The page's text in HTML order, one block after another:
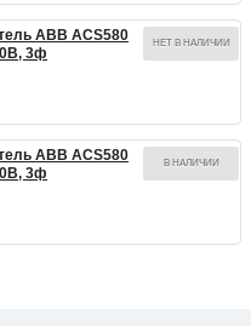
ABB ACS580
3ф
НЕТ В НАЛИЧИИ
ABB ACS580
3ф
В НАЛИЧИИ